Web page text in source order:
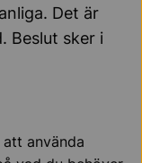
Det är
Beslut sker i
använda